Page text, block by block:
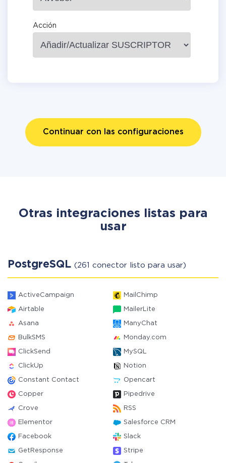
Acción
Continuar con las configuraciones
Otras integraciones listas para
usar
PostgreSQL (261 conector listo para usar)
ActiveCampaign MailChimp
Airtable MailerLite
Asana ManyChat
BulkSMS Monday.com
ClickSend MySQL
ClickUp Notion
Constant Contact Opencart
Copper Pipedrive
Crove RSS
Elementor Salesforce CRM
Facebook Slack
GetResponse Stripe